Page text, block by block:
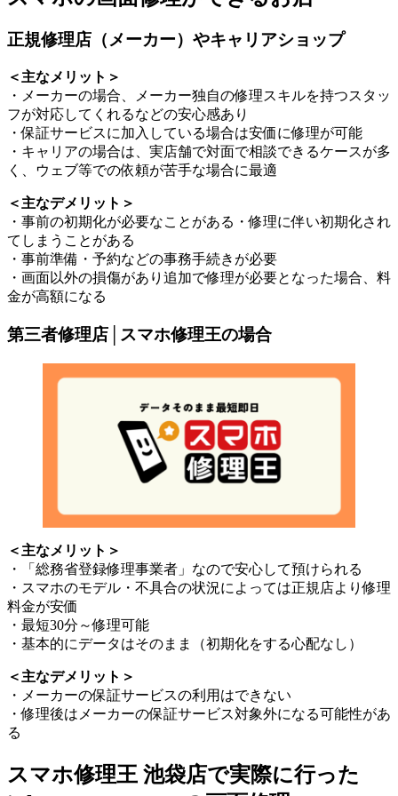
正規修理店（メーカー）やキャリアショップ
＜主なメリット＞
・メーカーの場合、メーカー独自の修理スキルを持つスタッ
フが対応してくれるなどの安心感あり
・保証サービスに加入している場合は安価に修理が可能
・キャリアの場合は、実店舗で対面で相談できるケースが多
く、ウェブ等での依頼が苦手な場合に最適
＜主なデメリット＞
・事前の初期化が必要なことがある・修理に伴い初期化され
てしまうことがある
・事前準備・予約などの事務手続きが必要
・画面以外の損傷があり追加で修理が必要となった場合、料
金が高額になる
第三者修理店│スマホ修理王の場合
＜主なメリット＞
・「総務省登録修理事業者」なので安心して預けられる
・スマホのモデル・不具合の状況によっては正規店より修理
料金が安価
・最短30分～修理可能
・基本的にデータはそのまま（初期化をする心配なし）
＜主なデメリット＞
・メーカーの保証サービスの利用はできない
・修理後はメーカーの保証サービス対象外になる可能性があ
る
スマホ修理王 池袋店で実際に行った